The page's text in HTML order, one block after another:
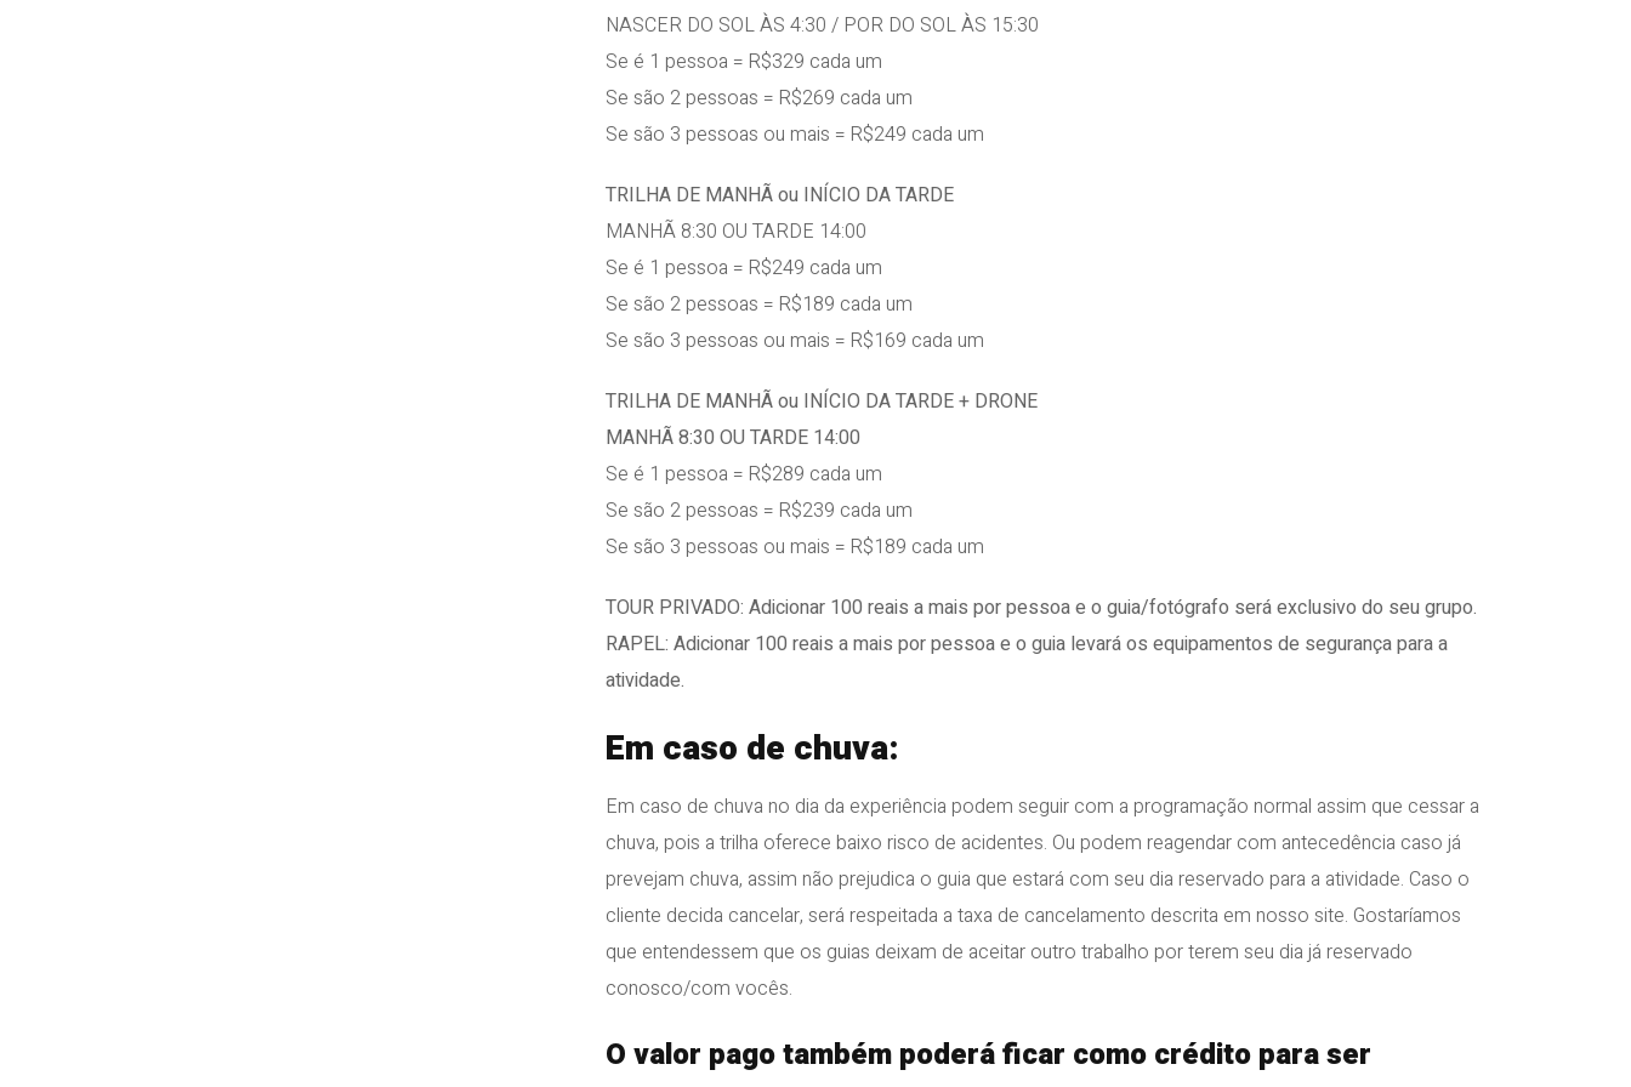
NASCER DO SOL ÀS 4:30 / POR DO SOL ÀS 15:30
Se é 1 pessoa = R$329 cada um
Se são 2 pessoas = R$269 cada um
Se são 3 pessoas ou mais = R$249 cada um
TRILHA DE MANHÃ ou INÍCIO DA TARDE
MANHÃ 8:30 OU TARDE 14:00
Se é 1 pessoa = R$249 cada um
Se são 2 pessoas = R$189 cada um
Se são 3 pessoas ou mais = R$169 cada um
TRILHA DE MANHÃ ou INÍCIO DA TARDE + DRONE
MANHÃ 8:30 OU TARDE 14:00
Se é 1 pessoa = R$289 cada um
Se são 2 pessoas = R$239 cada um
Se são 3 pessoas ou mais = R$189 cada um
TOUR PRIVADO: Adicionar 100 reais a mais por pessoa e o guia/fotógrafo será exclusivo do seu grupo.
RAPEL: Adicionar 100 reais a mais por pessoa e o guia levará os equipamentos de segurança para a
atividade.
Em caso de chuva:
Em caso de chuva no dia da experiência podem seguir com a programação normal assim que cessar a
chuva, pois a trilha oferece baixo risco de acidentes. Ou podem reagendar com antecedência caso já
prevejam chuva, assim não prejudica o guia que estará com seu dia reservado para a atividade. Caso o
cliente decida cancelar, será respeitada a taxa de cancelamento descrita em nosso site. Gostaríamos
que entendessem que os guias deixam de aceitar outro trabalho por terem seu dia já reservado
conosco/com vocês.
O valor pago também poderá ficar como crédito para ser